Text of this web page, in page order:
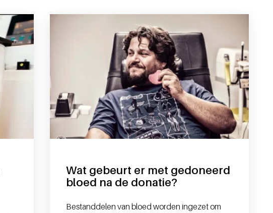
Wat gebeurt er met gedoneerd
bloed na de donatie?
Bestanddelen van bloed worden ingezet om